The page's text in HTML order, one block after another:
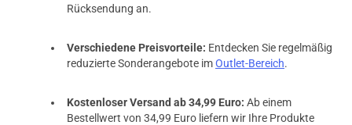
Rücksendung an.
Verschiedene Preisvorteile: Entdecken Sie regelmäßig
reduzierte Sonderangebote imOutlet-Bereich.
Kostenloser Versand ab 34,99 Euro: Ab einem
Bestellwert von 34,99 Euro liefern wir Ihre Produkte